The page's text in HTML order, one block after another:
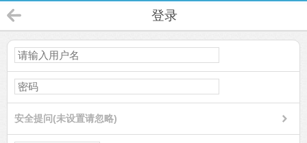
登录
安全提问(未设置请忽略)